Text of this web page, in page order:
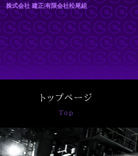
株式会社 建正|有限会社松尾組